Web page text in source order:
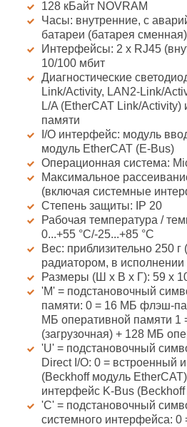
128 кБайт NOVRAM
Часы: внутренние, с
батареи (батарея сменная)
Интерфейсы: 2 x RJ45
10/100 мбит
Диагностические
Link/Activity, LAN2-Link/
L/A (EtherCAT Link/Activity)
памяти
I/O интерфейс: модуль
модуль EtherCAT (E-Bus)
Операционная система:
Максимальное
(включая системные
Степень защиты: IP 20
Рабочая температура /
0...+55 °C/-25...+85 °C
Вес: приблизительно 250 г
радиатором, в
Размеры (Ш х В х Г): 59 x
'M' = подстановочный
памяти: 0 = 16 МБ флэш-
МБ оперативной памяти
(загрузочная) + 128 МБ
'U' = подстановочный
Direct I/O: 0 = встроенный
(Beckhoff модуль
интерфейс K-Bus
'C' = подстановочный
системного интерфейса: